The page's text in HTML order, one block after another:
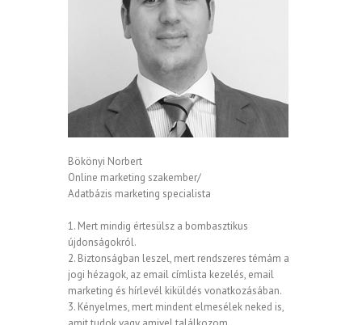
Bökönyi Norbert
Online marketing szakember/
Adatbázis marketing specialista
1. Mert mindig értesülsz a bombasztikus
újdonságokról.
2. Biztonságban leszel, mert rendszeres témám a
jogi hézagok, az email címlista kezelés, email
marketing és hírlevél kiküldés vonatkozásában.
3. Kényelmes, mert mindent elmesélek neked is,